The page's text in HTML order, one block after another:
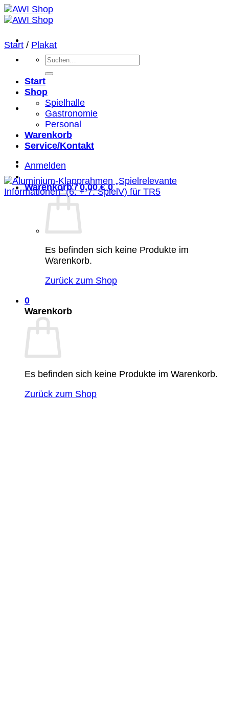
Zum
Inhalt
Suchen
nach:
Start
Shop
Spielhalle
Gastronomie
Personal
Warenkorb
Service/Kontakt
Anmelden
Warenkorb /0,00€ 0
Es befinden sich keine Produkte im
Warenkorb.
Zurück zum Shop
0
Warenkorb
Es befinden sich keine Produkte im Warenkorb.
Zurück zum Shop
Start / Plakat